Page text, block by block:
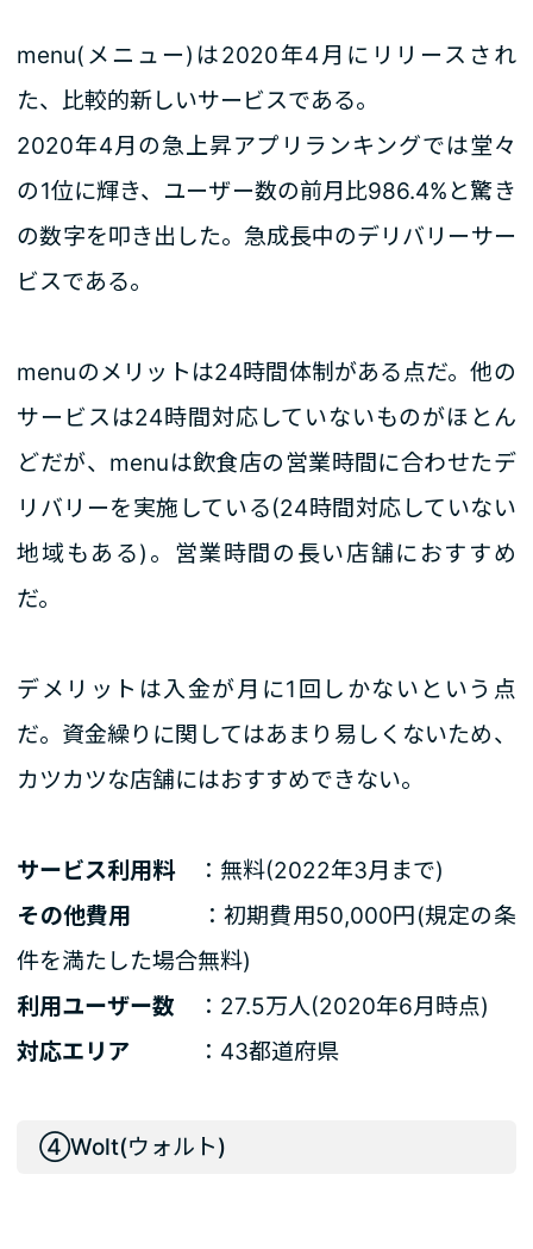
menu(メニュー)は2020年4月にリリースされ
た、比較的新しいサービスである。
2020年4月の急上昇アプリランキングでは堂々
の1位に輝き、ユーザー数の前月比986.4%と驚き
の数字を叩き出した。急成長中のデリバリーサー
ビスである。
menuのメリットは24時間体制がある点だ。他の
サービスは24時間対応していないものがほとん
どだが、menuは飲食店の営業時間に合わせたデ
リバリーを実施している(24時間対応していない
地域もある)。営業時間の長い店舗におすすめ
だ。
デメリットは入金が月に1回しかないという点
だ。資金繰りに関してはあまり易しくないため、
カツカツな店舗にはおすすめできない。
サービス利用料：無料(2022年3月まで)
その他費用
：初期費用50,000円(規定の条
件を満たした場合無料)
利用ユーザー数 ：27.5万人(2020年6月時点)
対応エリア ：43都道府県
④Wolt(ウォルト)